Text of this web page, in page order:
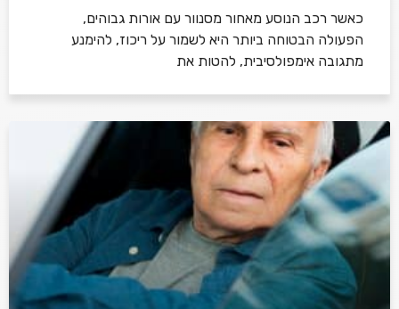
כאשר רכב הנוסע מאחור מסנוור עם אורות גבוהים,
הפעולה הבטוחה ביותר היא לשמור על ריכוז, להימנע
מתגובה אימפולסיבית, להטות את